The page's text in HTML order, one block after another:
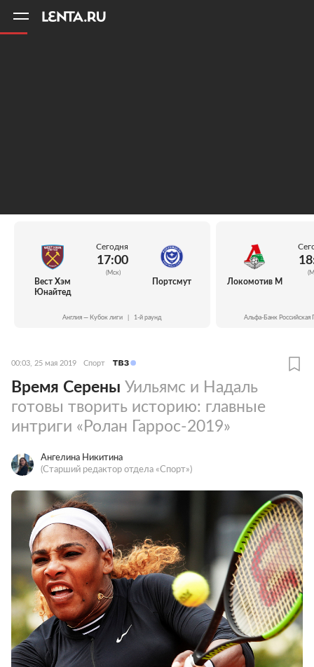
Вест Хэм
Юнайтед
Сегодня
17:00
(Мск)
Портсмут
Англия — Кубок лиги 1-й раунд
Локомотив М
Альфа-Банк Российская
00:03, 25 мая 2019 Спорт
Время Серены Уильямс и Надаль
готовы творить историю: главные
интриги «Ролан Гаррос-2019»
Ангелина Никитина
(Старший редактор отдела «Спорт»)